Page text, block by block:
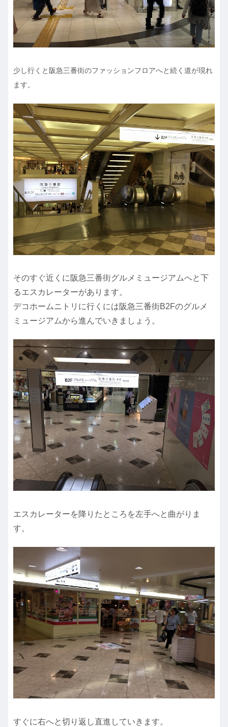
少し行くと阪急三番街のファッションフロアへと続く道が現れ
ます。
そのすぐ近くに阪急三番街グルメミュージアムへと下
るエスカレーターがあります。
デコホームニトリに行くには阪急三番街B2Fのグルメ
ミュージアムから進んでいきましょう。
エスカレーターを降りたところを左手へと曲がりま
す。
すぐに右へと切り返し直進していきます。